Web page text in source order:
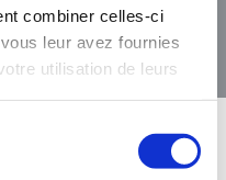
combiner celles-ci
leur avez fournies
utilisation de leurs